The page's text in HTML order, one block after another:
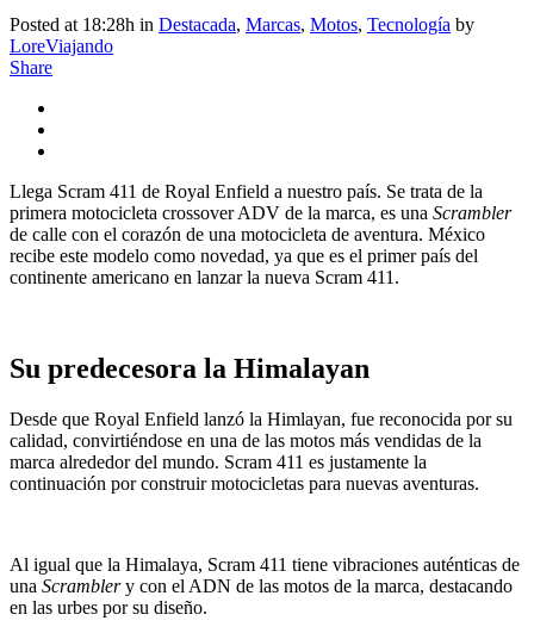
Posted at 18:28h in Destacada, Marcas, Motos, Tecnología by
LoreViajando
Share
Llega Scram 411 de Royal Enfield a nuestro país. Se trata de la
primera motocicleta crossover ADV de la marca, es una Scrambler
de calle con el corazón de una motocicleta de aventura. México
recibe este modelo como novedad, ya que es el primer país del
continente americano en lanzar la nueva Scram 411.
Su predecesora la Himalayan
Desde que Royal Enfield lanzó la Himlayan, fue reconocida por su
calidad, convirtiéndose en una de las motos más vendidas de la
marca alrededor del mundo. Scram 411 es justamente la
continuación por construir motocicletas para nuevas aventuras.
Al igual que la Himalaya, Scram 411 tiene vibraciones auténticas de
una Scramblery con el ADN de las motos de la marca, destacando
en las urbes por su diseño.